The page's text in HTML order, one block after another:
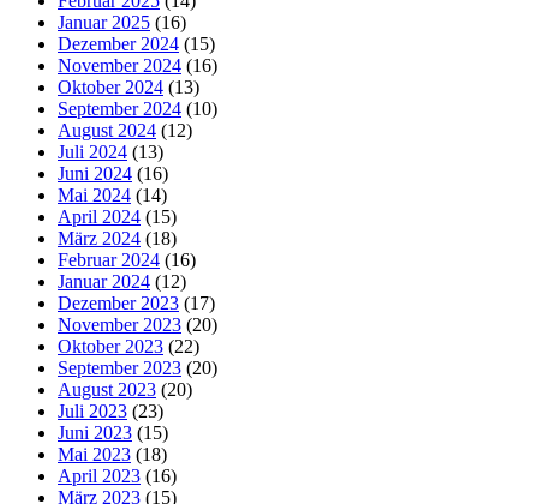
Januar 2025 (16)
Dezember 2024 (15)
November 2024 (16)
Oktober 2024 (13)
September 2024 (10)
August 2024 (12)
Juli 2024 (13)
Juni 2024 (16)
Mai 2024 (14)
April 2024 (15)
März 2024 (18)
Februar 2024 (16)
Januar 2024 (12)
Dezember 2023 (17)
November 2023 (20)
Oktober 2023 (22)
September 2023 (20)
August 2023 (20)
Juli 2023 (23)
Juni 2023 (15)
Mai 2023 (18)
April 2023 (16)
März 2023 (15)